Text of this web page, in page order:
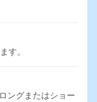
す。
ングまたはショー